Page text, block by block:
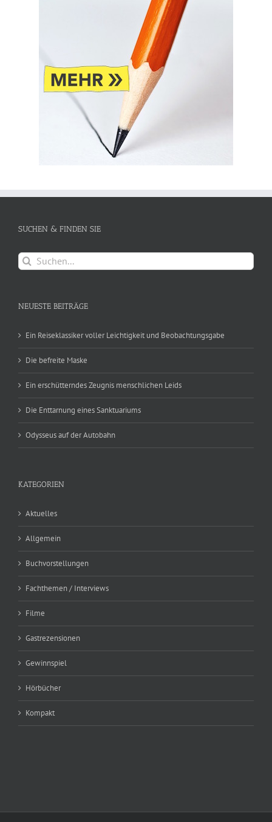
SUCHEN & FINDEN SIE
Suche
nach:
NEUESTE BEITRÄGE
Ein Reiseklassiker voller Leichtigkeit und Beobachtungsgabe
Die befreite Maske
Ein erschütterndes Zeugnis menschlichen Leids
Die Enttarnung eines Sanktuariums
Odysseus auf der Autobahn
KATEGORIEN
Aktuelles
Allgemein
Buchvorstellungen
Fachthemen / Interviews
Filme
Gastrezensionen
Gewinnspiel
Hörbücher
Kompakt